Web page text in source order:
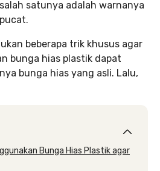
satunya adalah warnanya
beberapa trik khusus agar
bunga hias plastik dapat
bunga hias yang asli. Lalu,
Bunga Hias Plastik agar